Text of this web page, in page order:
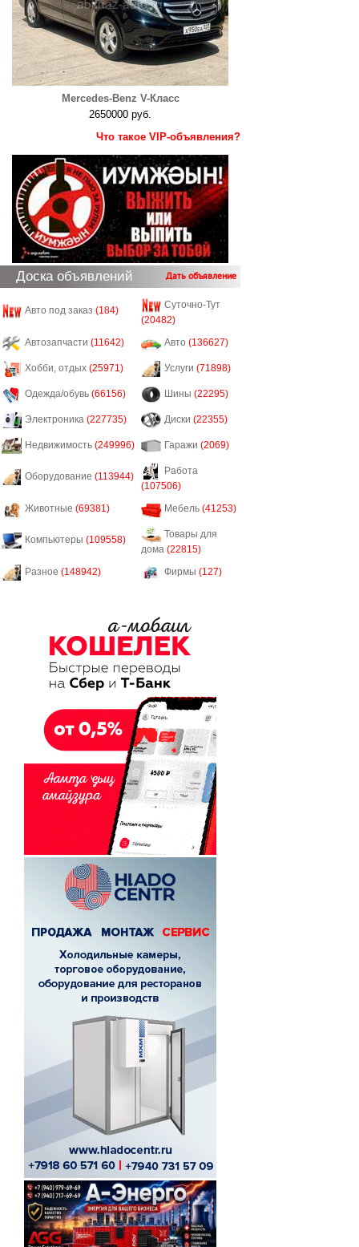
Mercedes-Benz V-Класс
2650000 руб.
Что такое VIP-объявления?
Доска объявлений Дать объявление
Авто под заказ (184)
Суточно-Тут
(20482)
Автозапчасти (11642) Авто (136627)
Хобби, отдых (25971) Услуги (71898)
Одежда/обувь (66156) Шины (22295)
Электроника (227735) Диски (22355)
Недвижимость (249996) Гаражи (2069)
Оборудование (113944)
Работа
(107506)
Животные (69381) Мебель (41253)
Компьютеры (109558)
Товары для
дома (22815)
Разное (148942) Фирмы (127)